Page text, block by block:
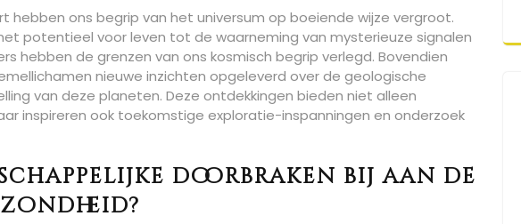
hebben ons begrip van het universum op boeiende wijze vergroot.
potentieel voor leven tot de waarneming van mysterieuze signalen
hebben de grenzen van ons kosmisch begrip verlegd. Bovendien
nieuwe inzichten opgeleverd over de geologische
van deze planeten. Deze ontdekkingen bieden niet alleen
inspireren ook toekomstige exploratie-inspanningen en onderzoek
doorbraken bij aan de